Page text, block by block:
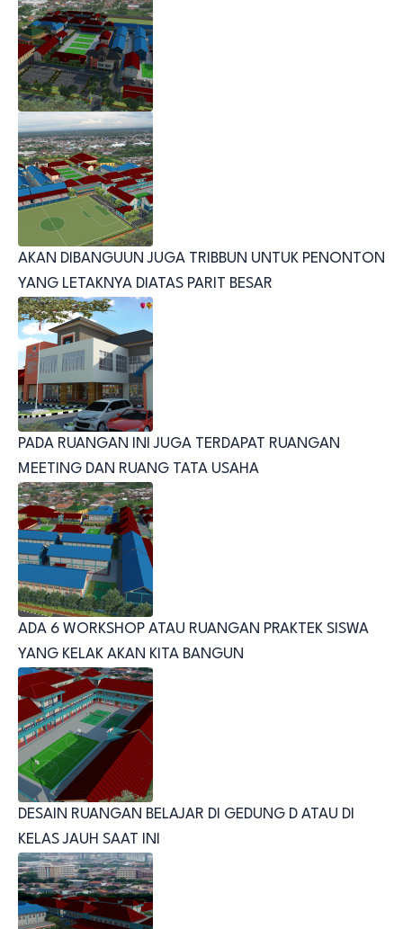
AKAN DIBANGUUN JUGA TRIBBUN UNTUK PENONTON
YANG LETAKNYA DIATAS PARIT BESAR
PADA RUANGAN INI JUGA TERDAPAT RUANGAN
MEETING DAN RUANG TATA USAHA
ADA 6 WORKSHOP ATAU RUANGAN PRAKTEK SISWA
YANG KELAK AKAN KITA BANGUN
DESAIN RUANGAN BELAJAR DI GEDUNG D ATAU DI
KELAS JAUH SAAT INI